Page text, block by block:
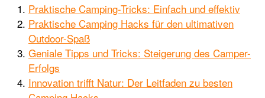
Praktische Camping-Tricks: Einfach und effektiv
Praktische Camping Hacks für den ultimativen
Outdoor-Spaß
Geniale Tipps und Tricks: Steigerung des Camper-
Erfolgs
Innovation trifft Natur: Der Leitfaden zu besten